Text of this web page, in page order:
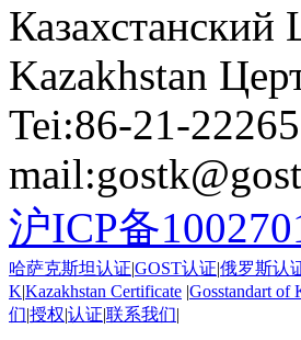
Kazakhstan
Tei:86-21-
沪ICP备
哈萨克斯坦认证|GOST认证|俄罗斯认
K|Kazakhstan Certificate |Gosstandart of
们|授权|认证|联系我们|